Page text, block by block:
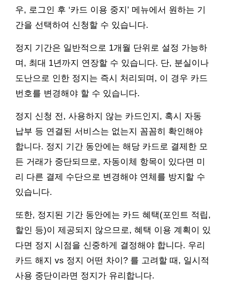
우, 로그인 후 ‘카드 이용 중지’ 메뉴에서 원하는 기
간을 선택하여 신청할 수 있습니다.
정지 기간은 일반적으로 1개월 단위로 설정 가능하
며, 최대 1년까지 연장할 수 있습니다. 단, 분실이나
도난으로 인한 정지는 즉시 처리되며, 이 경우 카드
번호를 변경해야 할 수 있습니다.
정지 신청 전, 사용하지 않는 카드인지, 혹시 자동
납부 등 연결된 서비스는 없는지 꼼꼼히 확인해야
합니다. 정지 기간 동안에는 해당 카드로 결제한 모
든 거래가 중단되므로, 자동이체 항목이 있다면 미
리 다른 결제 수단으로 변경해야 연체를 방지할 수
있습니다.
또한, 정지된 기간 동안에는 카드 혜택(포인트 적립,
할인 등)이 제공되지 않으므로, 혜택 이용 계획이 있
다면 정지 시점을 신중하게 결정해야 합니다. 우리
카드 해지 vs 정지 어떤 차이? 를 고려할 때, 일시적
사용 중단이라면 정지가 유리합니다.